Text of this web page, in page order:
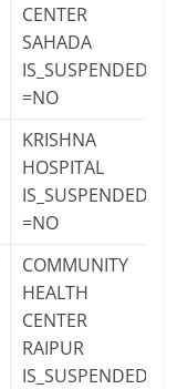
CENTER
SAHADA
IS_SUSPENDED
=NO
KRISHNA
HOSPITAL
IS_SUSPENDED
=NO
COMMUNITY
HEALTH
CENTER
RAIPUR
IS_SUSPENDED